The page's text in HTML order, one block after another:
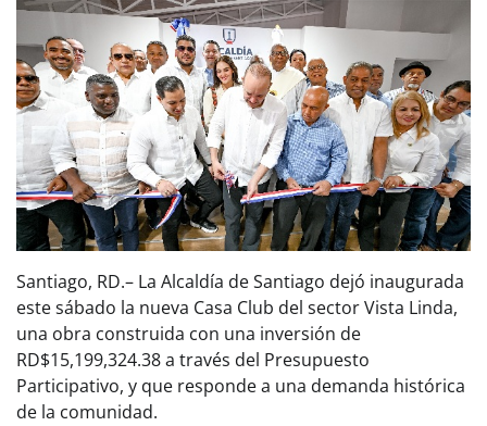
Santiago, RD.– La Alcaldía de Santiago dejó inaugurada
este sábado la nueva Casa Club del sector Vista Linda,
una obra construida con una inversión de
RD$15,199,324.38 a través del Presupuesto
Participativo, y que responde a una demanda histórica
de la comunidad.